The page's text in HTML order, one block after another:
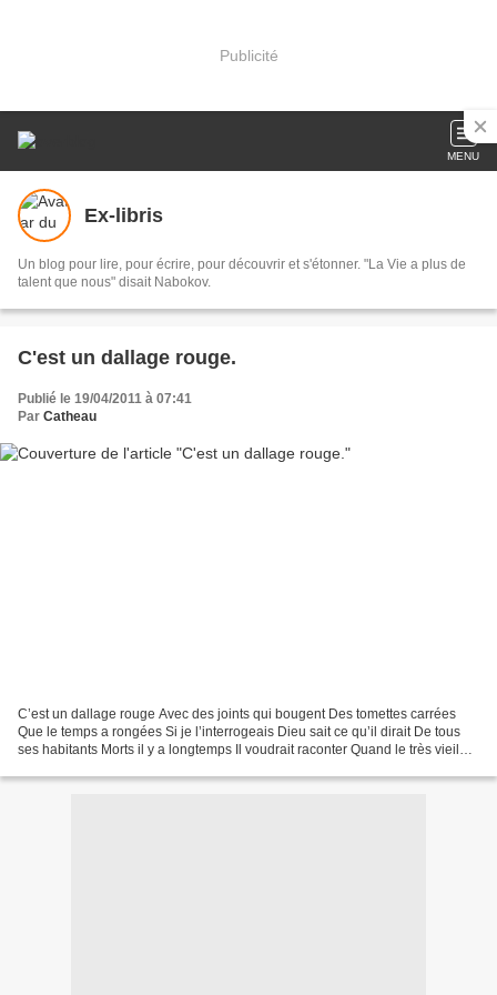
Publicité
MENU
Ex-libris
Un blog pour lire, pour écrire, pour découvrir et s'étonner. "La Vie a plus de
talent que nous" disait Nabokov.
C'est un dallage rouge.
Publié le 19/04/2011 à 07:41
Par Catheau
C’est un dallage rouge Avec des joints qui bougent Des tomettes carrées
Que le temps a rongées Si je l’interrogeais Dieu sait ce qu’il dirait De tous
ses habitants Morts il y a longtemps Il voudrait raconter Quand le très vieil